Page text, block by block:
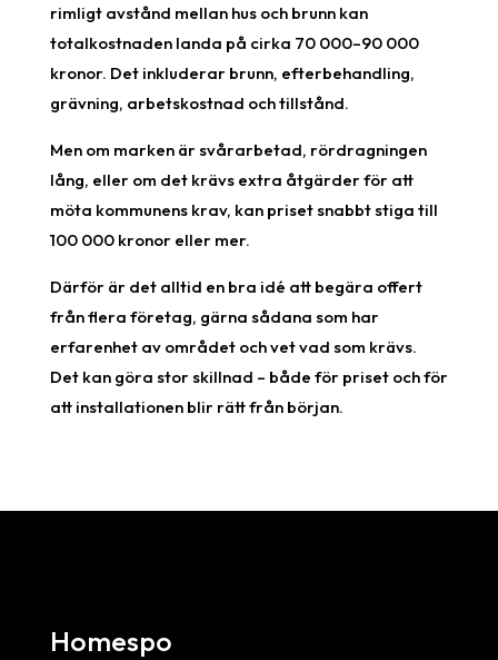
rimligt avstånd mellan hus och brunn kan
totalkostnaden landa på cirka 70 000–90 000
kronor. Det inkluderar brunn, efterbehandling,
grävning, arbetskostnad och tillstånd.
Men om marken är svårarbetad, rördragningen
lång, eller om det krävs extra åtgärder för att
möta kommunens krav, kan priset snabbt stiga till
100 000 kronor eller mer.
Därför är det alltid en bra idé att begära offert
från flera företag, gärna sådana som har
erfarenhet av området och vet vad som krävs.
Det kan göra stor skillnad – både för priset och för
att installationen blir rätt från början.
Homespo